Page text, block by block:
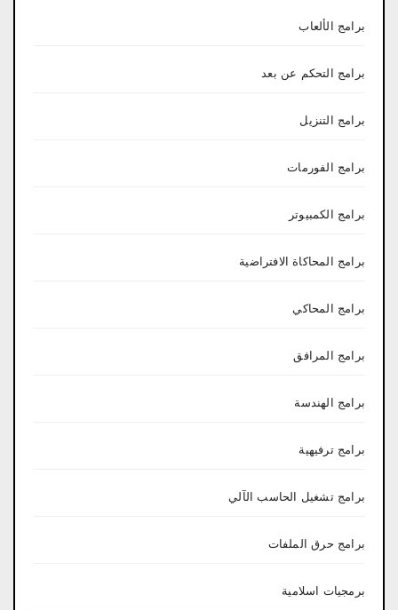
برامج الألعاب
برامج التحكم عن بعد
برامج التنزيل
برامج الفورمات
برامج الكمبيوتر
برامج المحاكاة الافتراضية
برامج المحاكي
برامج المرافق
برامج الهندسة
برامج ترفيهية
برامج تشغيل الحاسب الآلي
برامج حرق الملفات
برمجيات اسلامية